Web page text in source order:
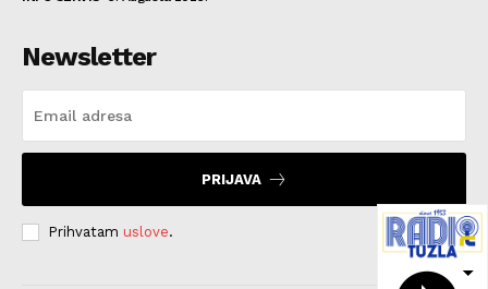
Newsletter
PRIJAVA
Prihvatam uslove.